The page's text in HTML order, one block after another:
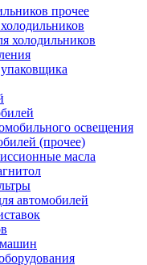
прочее
холодильников
освещения
(прочее)
масла
автомобилей